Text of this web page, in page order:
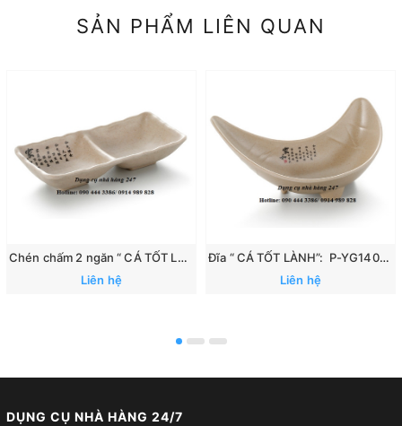
SẢN PHẨM LIÊN QUAN
Chén chấm 2 ngăn “ CÁ TỐT LÀNH”: 167
Liên hệ
Đĩa “ CÁ TỐT LÀNH”: P-YG140070
Liên hệ
DỤNG CỤ NHÀ HÀNG 24/7